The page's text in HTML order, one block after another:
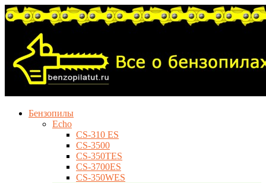
Бензопилы
Echo
CS-310 ES
CS-3500
CS-350TES
CS-3700ES
CS-350WES